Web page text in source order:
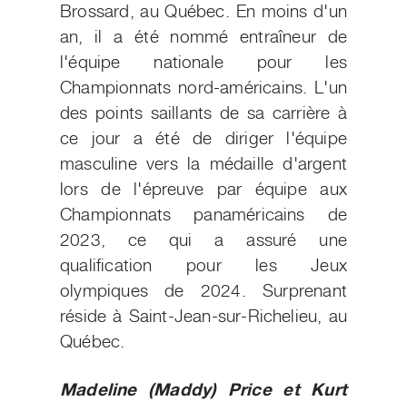
Brossard, au Québec. En moins d'un
an, il a été nommé entraîneur de
l'équipe nationale pour les
Championnats nord-américains. L'un
des points saillants de sa carrière à
ce jour a été de diriger l'équipe
masculine vers la médaille d'argent
lors de l'épreuve par équipe aux
Championnats panaméricains de
2023, ce qui a assuré une
qualification pour les Jeux
olympiques de 2024. Surprenant
réside à Saint-Jean-sur-Richelieu, au
Québec.
Madeline (Maddy) Price et Kurt